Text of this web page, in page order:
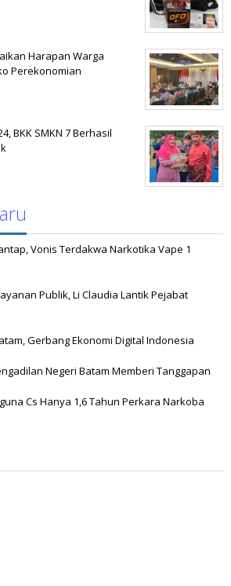
Harapan Warga
Perekonomian
BKK SMKN 7 Berhasil
Vonis Terdakwa Narkotika Vape 1
Publik, Li Claudia Lantik Pejabat
Gerbang Ekonomi Digital Indonesia
Negeri Batam Memberi Tanggapan
Cs Hanya 1,6 Tahun Perkara Narkoba